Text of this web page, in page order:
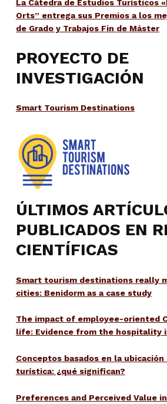
La Cátedra de Estudios Turísticos
Orts” entrega sus Premios a los
de Grado y Trabajos Fin de Máster
PROYECTO DE
INVESTIGACIÓN
Smart Tourism Destinations
ÚLTIMOS
PUBLICADOS EN
CIENTÍFICAS
Smart tourism destinations really
cities: Benidorm as a case study
The impact of employee-oriented
life: Evidence from the hospitality
Conceptos basados en la
turística: ¿qué significan?
Preferences and Perceived Value